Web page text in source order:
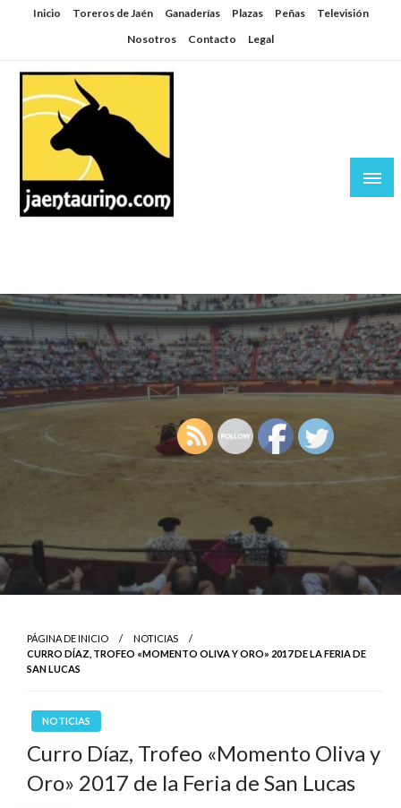
SaltarInicio Toreros de Jaén Ganaderías Plazas Peñas
Televisión
Nosotros
Contacto Legal
PÁGINA DE INICIO
NOTICIAS
CURRO DÍAZ, TROFEO «MOMENTO OLIVA Y ORO» 2017 DE LA FERIA DE
SAN LUCAS
NOTICIAS
Curro Díaz, Trofeo «Momento Oliva y
Oro» 2017 de la Feria de San Lucas